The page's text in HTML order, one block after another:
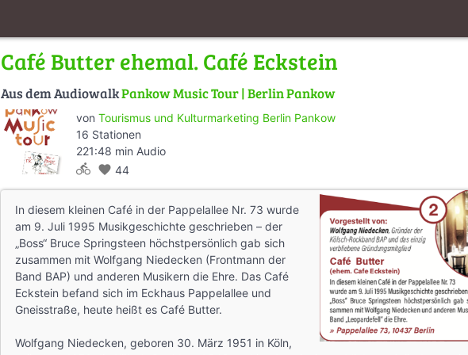
Café Butter ehemal. Café Eckstein
Aus dem AudiowalkPankow Music Tour | Berlin Pankow
von Tourismus und Kulturmarketing Berlin Pankow
16 Stationen
221:48 min Audio
directions_bike favorite 44
In diesem kleinen Café in der Pappelallee Nr. 73 wurde
am 9. Juli 1995 Musikgeschichte geschrieben – der
„Boss“ Bruce Springsteen höchstpersönlich gab sich
zusammen mit Wolfgang Niedecken (Frontmann der
Band BAP) und anderen Musikern die Ehre. Das Café
Eckstein befand sich im Eckhaus Pappelallee und
Gneisstraße, heute heißt es Café Butter.
Wolfgang Niedecken, geboren 30. März 1951 in Köln,